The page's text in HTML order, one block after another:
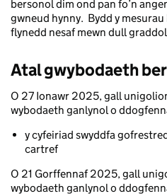
bersonol dim ond pan fo’n
gwneud hynny. Bydd y
flynedd nesaf mewn dull
Atal gwybodaeth
O 27 Ionawr 2025, gall
wybodaeth ganlynol o
y cyfeiriad swyddfa
cartref
O 21 Gorffennaf 2025, gall
wybodaeth ganlynol o